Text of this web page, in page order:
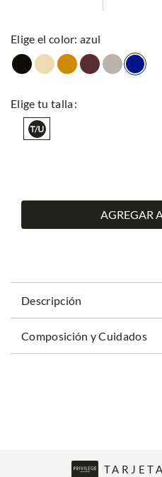
: azul
AGREGAR
Descripción
Composición y Cuidados